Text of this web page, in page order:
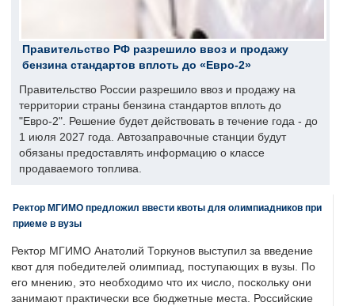
Правительство РФ разрешило ввоз и продажу
бензина стандартов вплоть до «Евро-2»
Правительство России разрешило ввоз и продажу на
территории страны бензина стандартов вплоть до
"Евро-2". Решение будет действовать в течение года - до
1 июля 2027 года. Автозаправочные станции будут
обязаны предоставлять информацию о классе
продаваемого топлива.
Ректор МГИМО предложил ввести квоты для олимпиадников при
приеме в вузы
Ректор МГИМО Анатолий Торкунов выступил за введение
квот для победителей олимпиад, поступающих в вузы. По
его мнению, это необходимо что их число, поскольку они
занимают практически все бюджетные места. Российские